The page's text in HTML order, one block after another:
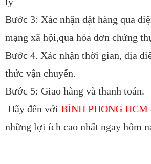
Bước 3: Xác nhận đặt hàng qua
mạng xã hội,qua hóa đơn chứng
Bước 4. Xác nhận thời gian, địa
thức vận chuyển.
Bước 5: Giao hàng và thanh toán.
Hãy đến với BÌNH PHONG HCM
những lợi ích cao nhất ngay hôm